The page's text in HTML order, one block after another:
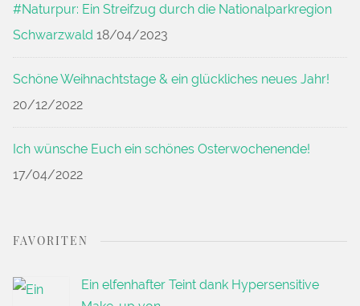
#Naturpur: Ein Streifzug durch die Nationalparkregion
Schwarzwald 18/04/2023
Schöne Weihnachtstage & ein glückliches neues Jahr!
20/12/2022
Ich wünsche Euch ein schönes Osterwochenende!
17/04/2022
FAVORITEN
Ein elfenhafter Teint dank Hypersensitive